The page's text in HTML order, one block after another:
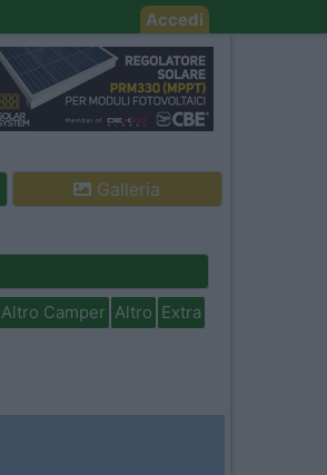
Accedi
Galleria
Altro Camper Altro Extra